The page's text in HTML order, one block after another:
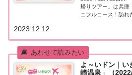
帰りツアー」は兵庫
ニフルコース！訪れ
崎」日帰りツアー
なり声をかけ、その
る...
2023.12.12
よ～いドン｜い
崎温泉」（2022/